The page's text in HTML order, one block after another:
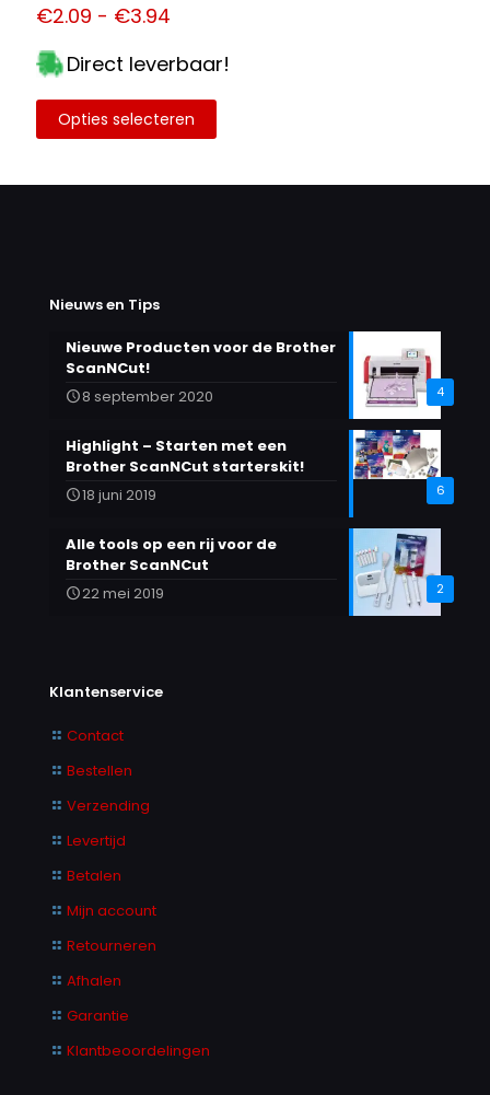
€2.09 - €3.94
tot
€3.94
Direct leverbaar!
Opties selecteren
meerdere
gekozen
worden
productpagina
Nieuws en Tips
4
Nieuwe Producten voor de Brother
ScanNCut!
8 september 2020
6
Highlight – Starten met een
Brother ScanNCut starterskit!
18 juni 2019
2
Alle tools op een rij voor de
Brother ScanNCut
22 mei 2019
Klantenservice
Contact
Bestellen
Verzending
Levertijd
Betalen
Mijn account
Retourneren
Afhalen
Garantie
Klantbeoordelingen